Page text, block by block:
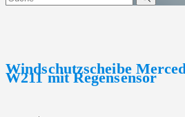
Windschutzscheibe
W211 mit Regensensor